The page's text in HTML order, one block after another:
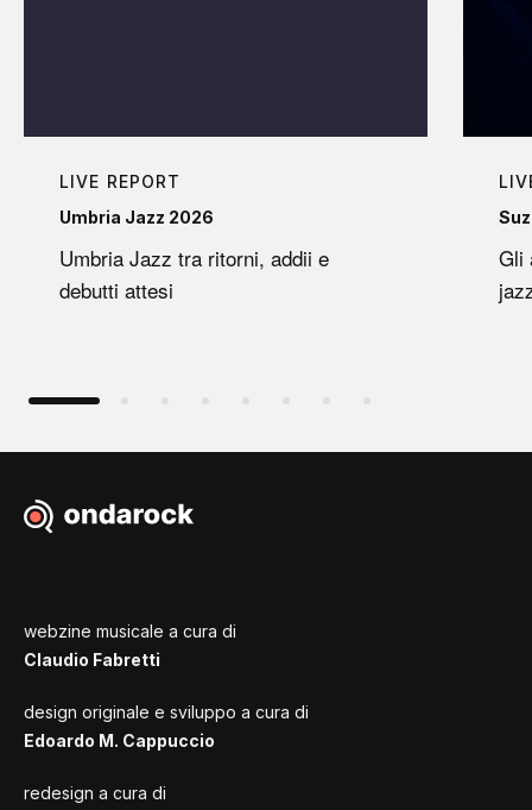
LIVE REPORT
Umbria Jazz 2026
Umbria Jazz tra ritorni, addii e
debutti attesi
Gli
webzine musicale a cura di
Claudio Fabretti
design originale e sviluppo a cura di
Edoardo M. Cappuccio
redesign a cura di